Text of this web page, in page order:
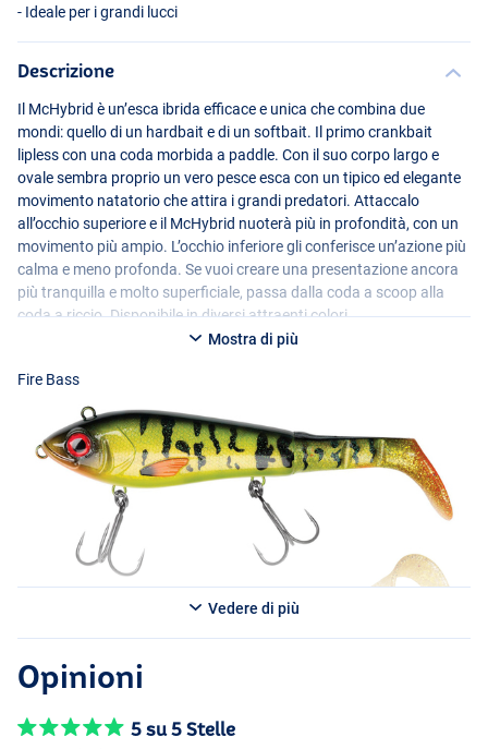
- Ideale per i grandi lucci
Descrizione
Il McHybrid è un’esca ibrida efficace e unica che combina due
mondi: quello di un hardbait e di un softbait. Il primo crankbait
lipless con una coda morbida a paddle. Con il suo corpo largo e
ovale sembra proprio un vero pesce esca con un tipico ed elegante
movimento natatorio che attira i grandi predatori. Attaccalo
all’occhio superiore e il McHybrid nuoterà più in profondità, con un
movimento più ampio. L’occhio inferiore gli conferisce un’azione più
calma e meno profonda. Se vuoi creare una presentazione ancora
più tranquilla e molto superficiale, passa dalla coda a scoop alla
coda a riccio. Disponibile in diversi attraenti colori.
Mostra di più
Fire Bass
Burbot Motoroil
Vedere di più
Opinioni
5 su 5 Stelle